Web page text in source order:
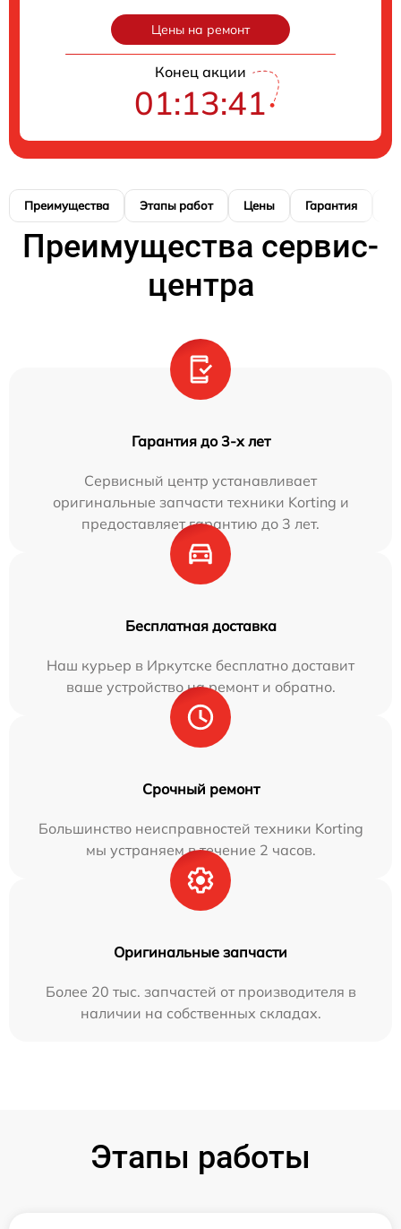
Цены на ремонт
Конец акции
01:13:40
Преимущества Этапы работ Цены Гарантия
Преимущества сервис-
центра
Гарантия до 3-х лет
Сервисный центр устанавливает
оригинальные запчасти техники Korting и
предоставляет гарантию до 3 лет.
Бесплатная доставка
Наш курьер в Иркутске бесплатно доставит
ваше устройство на ремонт и обратно.
Срочный ремонт
Большинство неисправностей техники Korting
мы устраняем в течение 2 часов.
Оригинальные запчасти
Более 20 тыс. запчастей от производителя в
наличии на собственных складах.
Этапы работы